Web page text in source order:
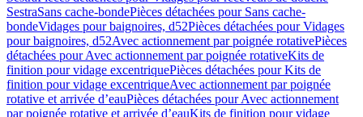
SestraSans cache-bondePièces détachées pour Sans cache-
bondeVidages pour baignoires, d52Pièces détachées pour Vidages
pour baignoires, d52Avec actionnement par poignée rotativePièces
détachées pour Avec actionnement par poignée rotativeKits de
finition pour vidage excentriquePièces détachées pour Kits de
finition pour vidage excentriqueAvec actionnement par poignée
rotative et arrivée d’eauPièces détachées pour Avec actionnement
par poignée rotative et arrivée d’eauKits de finition pour vidage